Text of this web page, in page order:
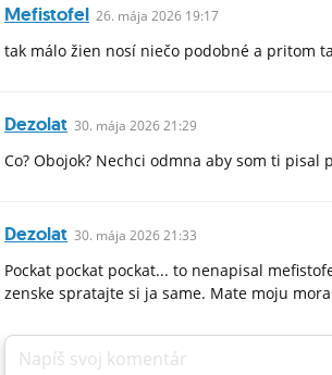
Mefistofel 26. mája 2026 19:17
tak málo žien nosí niečo podobné a pritom
Dezolat 30. mája 2026 21:29
Co? Obojok? Nechci odmna aby som ti pisal
Dezolat 30. mája 2026 21:33
Pockat pockat pockat... to nenapisal
zenske spratajte si ja same. Mate moju
Napíš svoj komentár